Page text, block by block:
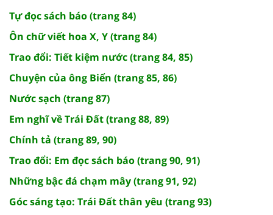
Tự đọc sách báo (trang 84)
Ôn chữ viết hoa X, Y (trang 84)
Trao đổi: Tiết kiệm nước (trang 84, 85)
Chuyện của ông Biển (trang 85, 86)
Nước sạch (trang 87)
Em nghĩ về Trái Đất (trang 88, 89)
Chính tả (trang 89, 90)
Trao đổi: Em đọc sách báo (trang 90, 91)
Những bậc đá chạm mây (trang 91, 92)
Góc sáng tạo: Trái Đất thân yêu (trang 93)